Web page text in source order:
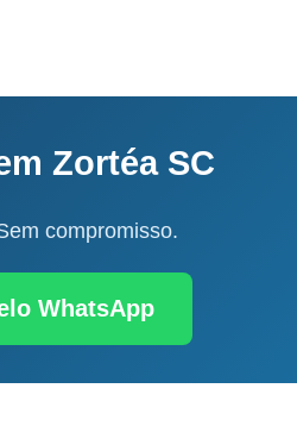
Zortéa SC
compromisso.
WhatsApp